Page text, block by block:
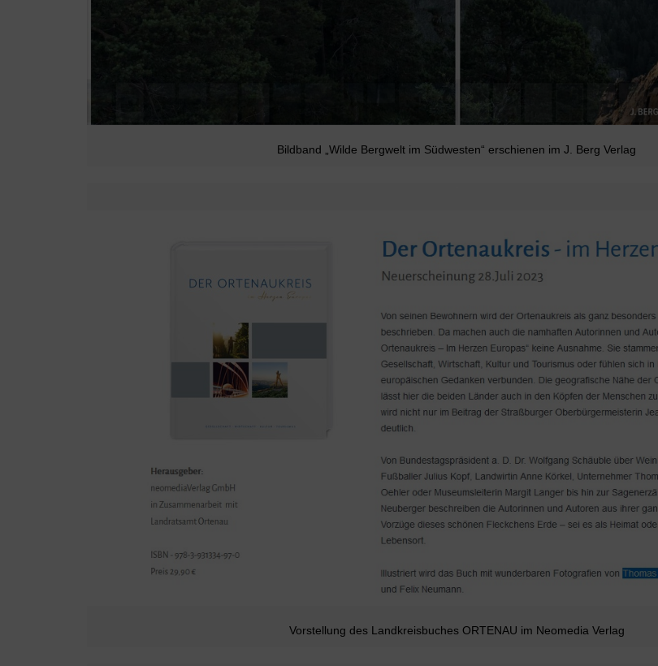
Bildband „Wilde Bergwelt im Südwesten“ erschienen im J. Berg Verlag
Vorstellung des Landkreisbuches ORTENAU im Neomedia Verlag